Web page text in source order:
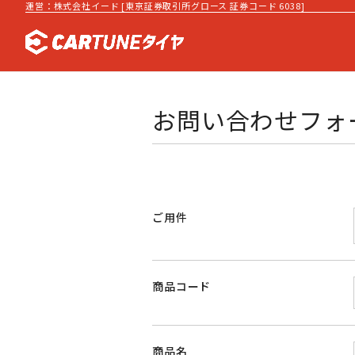
運営：株式会社イード [東京証券取引所グロース 証券コード 6038]
お問い合わせフォ
ご用件
商品コード
商品名